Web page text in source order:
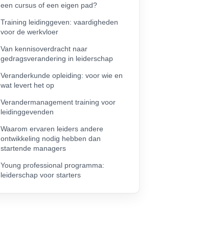
een cursus of een eigen pad?
Training leidinggeven: vaardigheden
voor de werkvloer
Van kennisoverdracht naar
gedragsverandering in leiderschap
Veranderkunde opleiding: voor wie en
wat levert het op
Verandermanagement training voor
leidinggevenden
Waarom ervaren leiders andere
ontwikkeling nodig hebben dan
startende managers
Young professional programma:
leiderschap voor starters